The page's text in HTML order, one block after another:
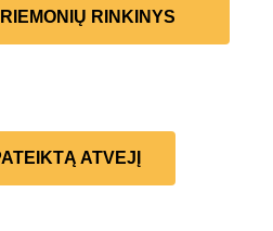
RINKINYS
ATVEJĮ